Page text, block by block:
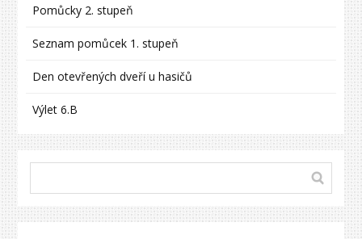
Pomůcky 2. stupeň
Seznam pomůcek 1. stupeň
Den otevřených dveří u hasičů
Výlet 6.B